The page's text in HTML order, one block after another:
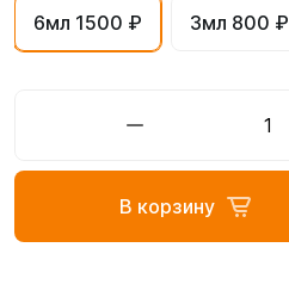
6мл 1500 ₽ 3мл 800 ₽
В корзину